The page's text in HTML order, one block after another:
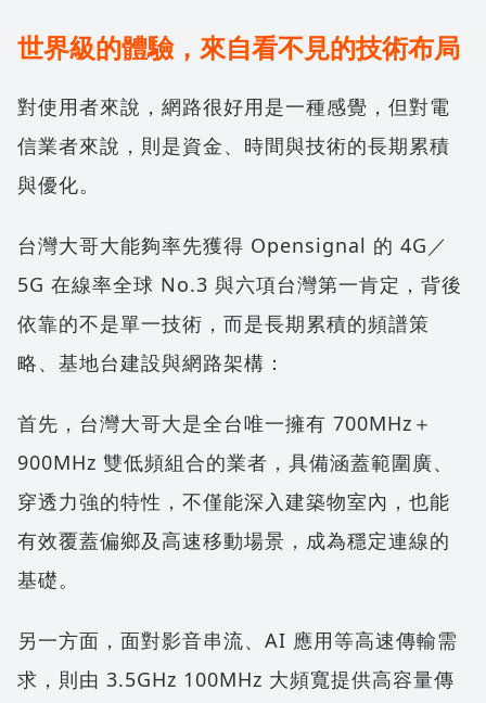
世界級的體驗，來自看不見的技術布局
對使用者來說，網路很好用是一種感覺，但對電
信業者來說，則是資金、時間與技術的長期累積
與優化。
台灣大哥大能夠率先獲得 Opensignal 的 4G／
5G 在線率全球 No.3 與六項台灣第一肯定，背後
依靠的不是單一技術，而是長期累積的頻譜策
略、基地台建設與網路架構：
首先，台灣大哥大是全台唯一擁有 700MHz＋
900MHz 雙低頻組合的業者，具備涵蓋範圍廣、
穿透力強的特性，不僅能深入建築物室內，也能
有效覆蓋偏鄉及高速移動場景，成為穩定連線的
基礎。
另一方面，面對影音串流、AI 應用等高速傳輸需
求，則由 3.5GHz 100MHz 大頻寬提供高容量傳